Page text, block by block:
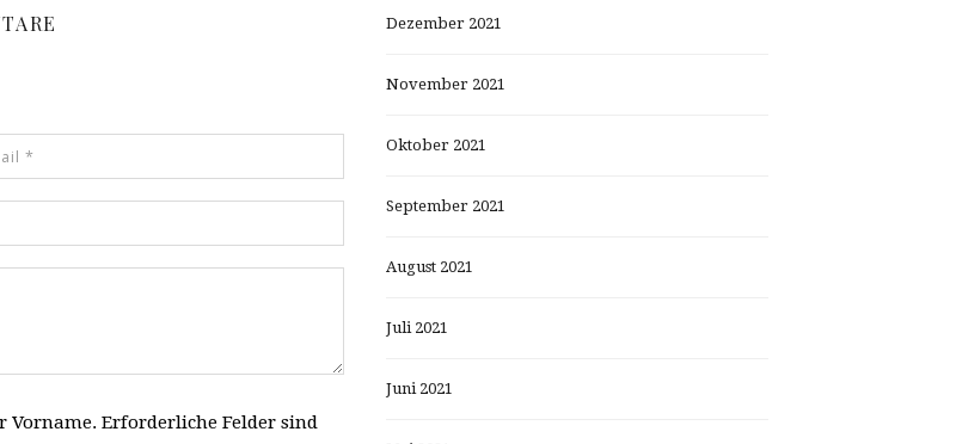
Erforderliche Felder sind
Dezember 2021
November 2021
Oktober 2021
September 2021
August 2021
Juli 2021
Juni 2021